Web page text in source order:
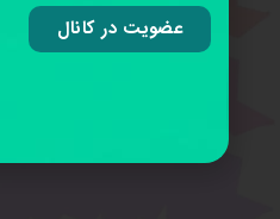
عضویت در کانال